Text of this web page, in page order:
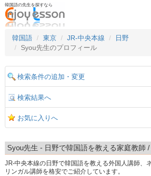
韓国語の先生を探すなら
韓国語
東京 JR-中央本線
日野
Syou先生のプロフィール
検索条件の追加・変更
検索結果へ
お気に入りへ
Syou先生 - 日野で韓国語を教える家庭教師
JR-中央本線の日野で韓国語を教える外国人講師、
リンガル講師を格安でご紹介しています。